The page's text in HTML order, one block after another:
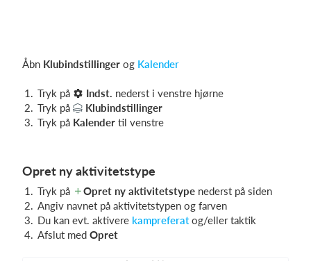
Åbn Klubindstillinger og Kalender
Tryk på Indst. nederst i venstre hjørne
Tryk på
Klubindstillinger
Tryk på Kalender til venstre
Opret ny aktivitetstype
Tryk på Opret ny aktivitetstype nederst på siden
Angiv navnet på aktivitetstypen og farven
Du kan evt. aktivere kampreferatog/eller taktik
Afslut med Opret